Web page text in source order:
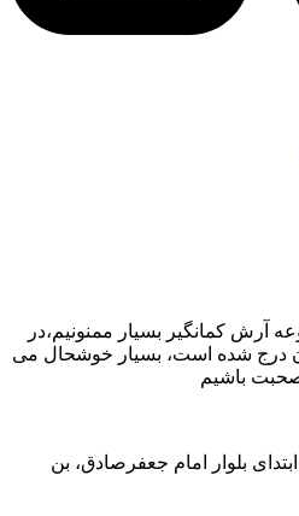
آرش کمانگیر بسیار ممنونیم،در
درج شده است، بسیار خوشحال می
باشیم
بلوار امام جعفرصادق، بن